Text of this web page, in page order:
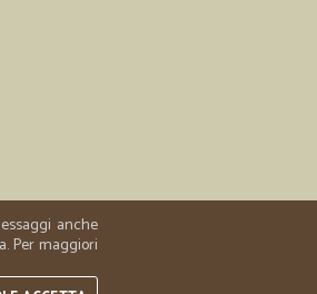
anche
Per maggiori